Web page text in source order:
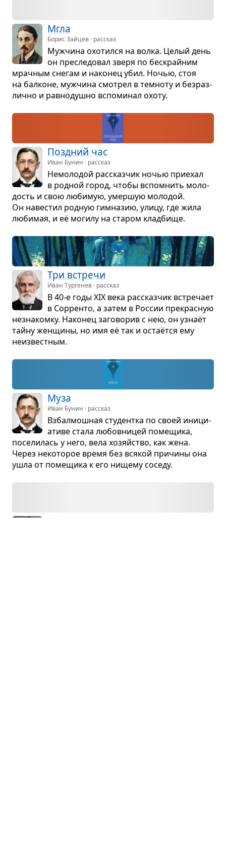
Мгла
Борис Зайцев · рассказ
Муж­чина охо­тился на волка. Целый день
он пре­сле­до­вал зверя по бес­крайним
мрач­ным сне­гам и нако­нец убил. Ночью, стоя
на бал­коне, муж­чина смот­рел в тем­ноту и без­раз­
лично и рав­но­душно вспо­ми­нал охоту.
Позд­ний час
Иван Бунин · рассказ
Немо­ло­дой рас­сказ­чик ночью при­е­хал
в род­ной город, чтобы вспо­мнить моло­
дость и свою люби­мую, умер­шую моло­дой.
Он наве­стил род­ную гим­на­зию, улицу, где жила
люби­мая, и её могилу на ста­ром клад­бище.
Три встречи
Иван Тургенев · рассказ
В 40-е годы XIX века рас­сказ­чик встре­чает
в Сор­ренто, а затем в Рос­сии пре­крас­ную
незна­комку. Нако­нец заго­во­рив с нею, он узнаёт
тайну жен­щины, но имя её так и остаётся ему
неиз­вест­ным.
Муза
Иван Бунин · рассказ
Взбал­мош­ная сту­дентка по своей ини­ци­
а­тиве стала любов­ни­цей поме­щика,
посе­ли­лась у него, вела хозяйство, как жена.
Через неко­то­рое время без вся­кой при­чины она
ушла от поме­щика к его нищему соседу.